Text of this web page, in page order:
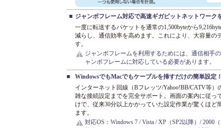
■ ジャンボフレーム対応で高速ギガビットネットワーク
一度に転送するパケットを通常の1,500byteから
減らし、通信効率を高めます。これにより、大容量の
す。
ジャンボフレームを利用するためには、通信相手
ャンボフレームに対応している必要があります。
■
WindowsでもMacでもケーブルを挿すだけの簡単設定
インターネット回線（Bフレッツ/Yahoo!BB/CATV等）
雑な接続設定までを完全サポート。画面の案内に従っ
けで、従来30分以上かかっていた設定作業が驚くほど
ます。
対応OS：Windows 7 / Vista / XP（SP2以降）/ 2000